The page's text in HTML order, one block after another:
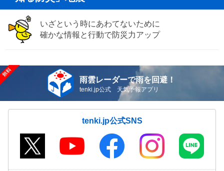
いざという時にあわてないために
確かな情報と行動で防災力アップ
雨雲レーダーで雨を回避！
tenki.jp公式 天気予報アプリ
tenki.jp公式SNS